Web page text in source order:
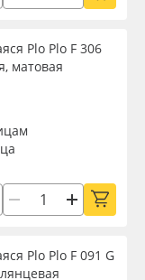
Plo Plo F 306
матовая
Plo Plo F 091 G